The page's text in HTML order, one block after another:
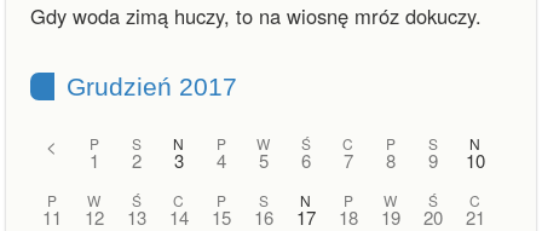
Gdy woda zimą huczy, to na wiosnę mróz dokuczy.
Grudzień 2017
< P
1
S
2
N
3
P
4
W
5
Ś
6
C
7
P
8
S
9
N
10
P
11
W
12
Ś
13
C
14
P
15
S
16
N
17
P
18
W
19
Ś
20
C
21